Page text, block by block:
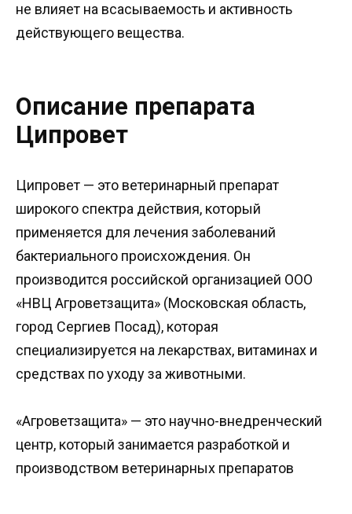
не влияет на всасываемость и активность
действующего вещества.
Описание препарата
Ципровет
Ципровет — это ветеринарный препарат
широкого спектра действия, который
применяется для лечения заболеваний
бактериального происхождения. Он
производится российской организацией ООО
«НВЦ Агроветзащита» (Московская область,
город Сергиев Посад), которая
специализируется на лекарствах, витаминах и
средствах по уходу за животными.
«Агроветзащита» — это научно-внедренческий
центр, который занимается разработкой и
производством ветеринарных препаратов